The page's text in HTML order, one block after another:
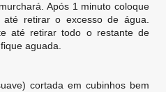
Após 1 minuto coloque
retirar o excesso de água.
até retirar todo o restante de
aguada.
cortada em cubinhos bem